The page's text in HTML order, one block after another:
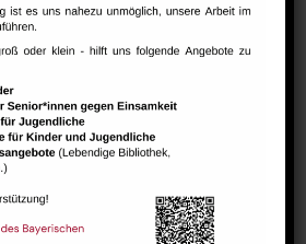
(nicht während der Ferien)